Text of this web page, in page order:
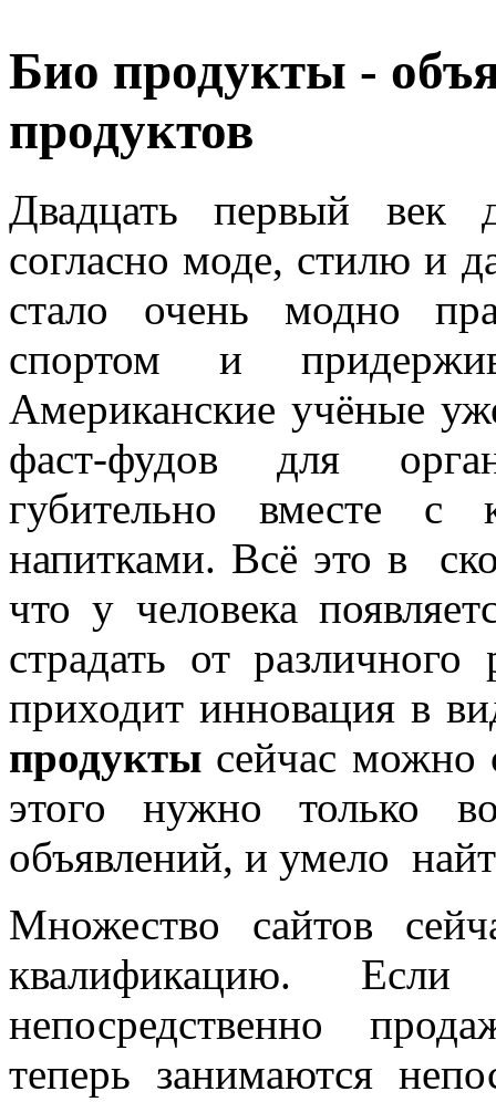
Био продукты -
продуктов
Двадцать первый век
согласно моде, стилю и
стало очень модно
спортом и
Американские учёные
фаст-фудов для
губительно вместе с
напитками. Всё это в
что у человека
страдать от
приходит инновация в
продукты сейчас можно
этого нужно только
объявлений, и умело
Множество сайтов
квалификацию.
непосредственно
теперь занимаются